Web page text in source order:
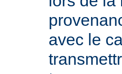
avec le